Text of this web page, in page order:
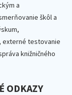
a
škôl a
externé testovanie
knižničného
ODKAZY